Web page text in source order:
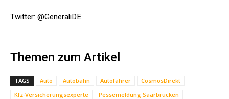
Twitter: @GeneraliDE
Themen zum Artikel
TAGS Auto Autobahn Autofahrer
CosmosDirekt
Kfz-Versicherungsexperte
Pessemeldung Saarbrücken